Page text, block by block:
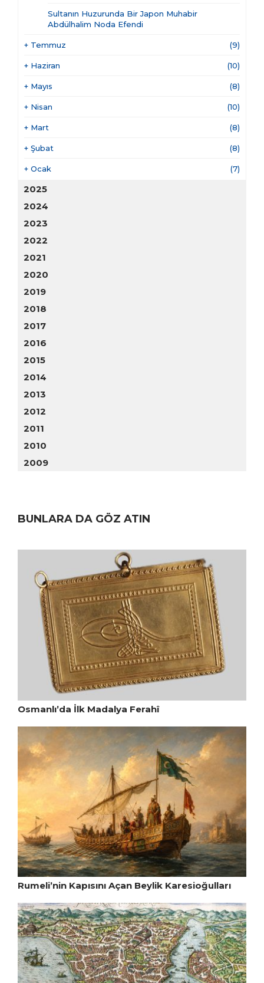
Sultanın Huzurunda Bir Japon Muhabir
Abdülhalim Noda Efendi
+ Temmuz (9)
+ Haziran (10)
+ Mayıs (8)
+ Nisan (10)
+ Mart (8)
+ Şubat (8)
+ Ocak (7)
2025
2024
2023
2022
2021
2020
2019
2018
2017
2016
2015
2014
2013
2012
2011
2010
2009
BUNLARA DA GÖZ ATIN
Osmanlı’da İlk Madalya Ferahî
Rumeli’nin Kapısını Açan Beylik Karesioğulları